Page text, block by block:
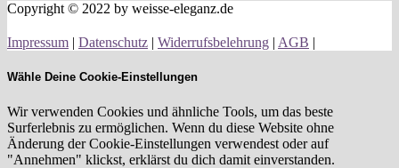
Copyright © 2022 by weisse-eleganz.de
Impressum | Datenschutz | Widerrufsbelehrung | AGB |
Wähle Deine Cookie-Einstellungen
Wir verwenden Cookies und ähnliche Tools, um das beste
Surferlebnis zu ermöglichen. Wenn du diese Website ohne
Änderung der Cookie-Einstellungen verwendest oder auf
"Annehmen" klickst, erklärst du dich damit einverstanden.